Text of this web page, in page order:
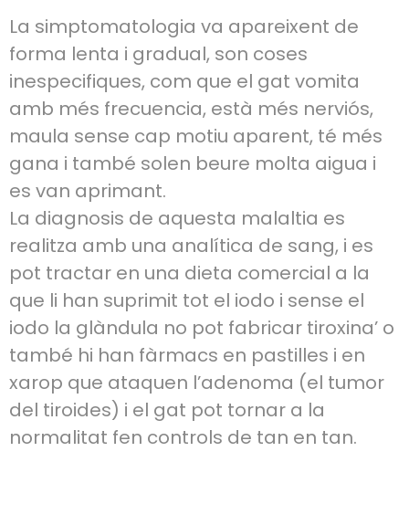
La simptomatologia va apareixent de
forma lenta i gradual, son coses
inespecifiques, com que el gat vomita
amb més frecuencia, està més nerviós,
maula sense cap motiu aparent, té més
gana i també solen beure molta aigua i
es van aprimant.
La diagnosis de aquesta malaltia es
realitza amb una analítica de sang, i es
pot tractar en una dieta comercial a la
que li han suprimit tot el iodo i sense el
iodo la glàndula no pot fabricar tiroxina’ o
també hi han fàrmacs en pastilles i en
xarop que ataquen l’adenoma (el tumor
del tiroides) i el gat pot tornar a la
normalitat fen controls de tan en tan.